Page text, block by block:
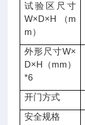
试验区尺寸
W×D×H （m
m）
外形尺寸W×
D×H（mm）
*6
开门方式
安全规格